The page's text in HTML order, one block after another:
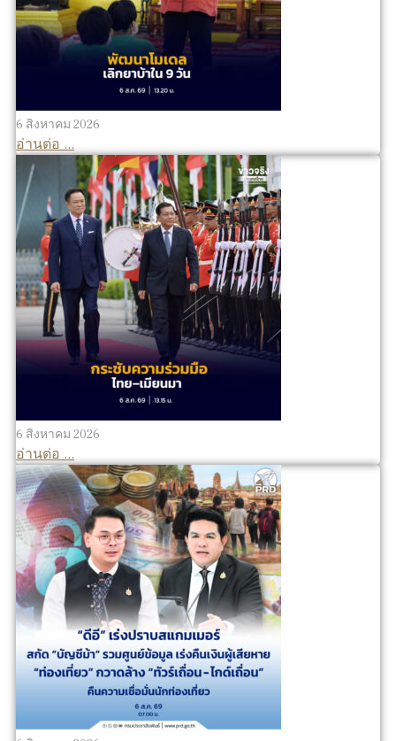
6 สิงหาคม 2026
อ่านต่อ ...
6 สิงหาคม 2026
อ่านต่อ ...